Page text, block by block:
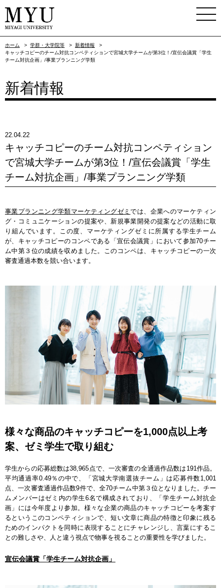
ホーム > 学群・大学院等 > 新着情報
>
キャッチコピーのチーム対抗コンペティションで宮城大学チームが第3位！/宣伝会議賞「学生
チーム対抗企画」/事業プランニング学類
新着情報
22.04.22
キャッチコピーのチーム対抗コンペティション
で宮城大学チームが第3位！/宣伝会議賞「学生
チーム対抗企画」/事業プランニング学類
事業プランニング学類マーケティングゼミでは、企業へのマーケティン
グ・コミュニケーションの提案や、新規事業開発の提案などの活動に取
り組んでいます。この度、マーケティングゼミに所属する学生チーム
が、キャッチコピーのコンペである「宣伝会議賞」において参加70チー
ム中第３位の成績を収めました。このコンペは、キャッチコピーの一次
審査通過本数を競い合います。
様々な商品のキャッチコピーを1,000点以上考
案、ゼミ学生で取り組む
学生からの応募総数は38,965点で、一次審査の全通過作品数は191作品。
平均通過率0.49％の中で、「宮城大学南選抜チーム」は応募件数1,001
点、一次審査通過作品数9件で、全70チーム中第３位となりました。チー
ムメンバーはゼミ内の学生6名で構成されており、「学生チーム対抗企
画」には今年度より参加。様々な企業の商品のキャッチコピーを考案す
るというこのコンペティションで、短い文章に商品の特徴と印象に残る
ためのインパクトを同時に表現することにチャレンジし、言葉にするこ
との難しさや、人と違う視点で物事を視ることの重要性を学びました。
宣伝会議賞「学生チーム対抗企画」